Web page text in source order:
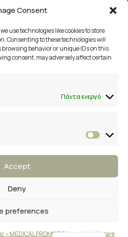
Consent
use technologies like cookies to store
Consenting to these technologies will
browsing behavior or unique IDs on this
consent, may adversely affect certain
Πάντα ενεργό
Accept
Deny
preferences
– MEDICAL PROMOTION your Healthcare
αποστολή